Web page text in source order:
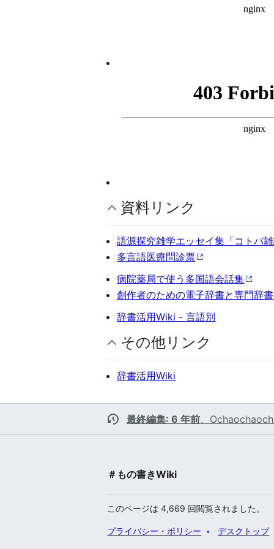
資料リンク
語源探究雑学エッセイ集「コトバ
多言語医療問診票
病院薬局で使う多国語会話集
創作者のための電子辞書と専門辞書
辞書活用Wiki - 言語別
その他リンク
辞書活用Wiki
最終編集: 6 年前、
＃もの書きWiki
このページは 4,669 回閲覧されました。
プライバシー・ポリシー デスクトップ